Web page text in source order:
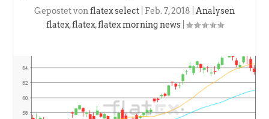
Gepostet vonflatex select Feb. 7, 2018
Analysen
flatex,flatex,flatex morning news|